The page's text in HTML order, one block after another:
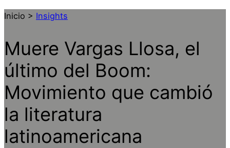
Inicio > Insights
Muere Vargas Llosa, el
último del Boom:
Movimiento que cambió
la literatura
latinoamericana